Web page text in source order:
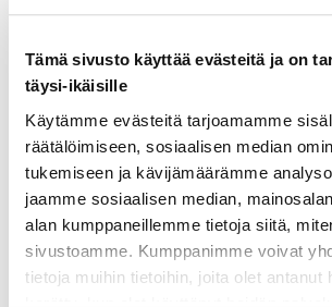
Tämä sivusto käyttää evästeitä ja on
täysi-ikäisille
Käytämme evästeitä tarjoamamme
räätälöimiseen, sosiaalisen median
tukemiseen ja kävijämäärämme
jaamme sosiaalisen median,
alan kumppaneillemme tietoja siitä,
sivustoamme. Kumppanimme voivat
tietoja muihin tietoihin, joita olet antanut
ainekset
valmistusohje